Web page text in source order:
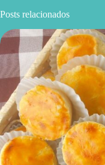
Posts relacionados